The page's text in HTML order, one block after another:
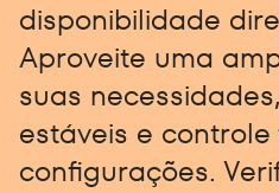
disponibilidade
Aproveite uma
suas
estáveis e
configurações.